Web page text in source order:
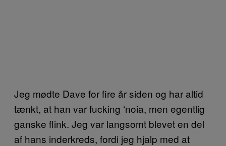
Jeg mødte Dave for fire år siden og har altid
tænkt, at han var fucking ‘noia, men egentlig
ganske flink. Jeg var langsomt blevet en del
af hans inderkreds, fordi jeg hjalp med at